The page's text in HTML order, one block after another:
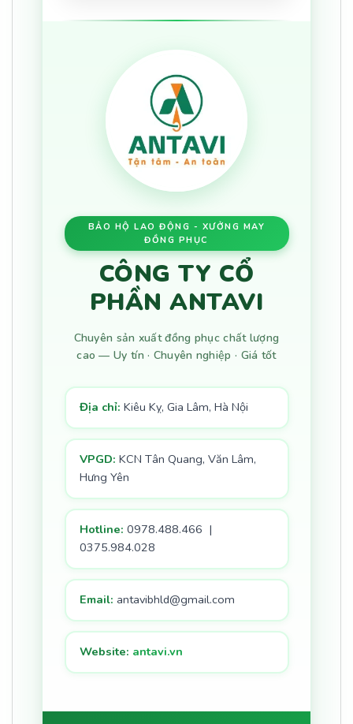
BẢO HỘ LAO ĐỘNG - XƯỞNG MAY
ĐỒNG PHỤC
CÔNG TY CỔ
PHẦN ANTAVI
Chuyên sản xuất đồng phục chất lượng
cao — Uy tín · Chuyên nghiệp · Giá tốt
Địa chỉ: Kiêu Kỵ, Gia Lâm, Hà Nội
VPGD: KCN Tân Quang, Văn Lâm,
Hưng Yên
Hotline: 0978.488.466 |
0375.984.028
Email: antavibhld@gmail.com
Website: antavi.vn